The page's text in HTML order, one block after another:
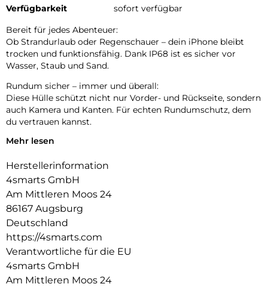
Verfügbarkeit
sofort verfügbar
Bereit für jedes Abenteuer:
Ob Strandurlaub oder Regenschauer – dein iPhone bleibt
trocken und funktionsfähig. Dank IP68 ist es sicher vor
Wasser, Staub und Sand.
Rundum sicher – immer und überall:
Diese Hülle schützt nicht nur Vorder- und Rückseite, sondern
auch Kamera und Kanten. Für echten Rundumschutz, dem
du vertrauen kannst.
Runtergefallen? Kein Problem.:
ideal für den Alltag, Reisen und Action-Momente.
Tauch ein – mit klarer Sicht:
Das speziell beschichtete Kamerafenster sorgt für scharfe
Bilder unter Wasser – perfekt für Pool, Meer & Abenteuer.
Mehr lesen
Herstellerinformation
4smarts GmbH
Am Mittleren Moos 24
86167 Augsburg
Deutschland
https://4smarts.com
Verantwortliche für die EU
4smarts GmbH
Am Mittleren Moos 24